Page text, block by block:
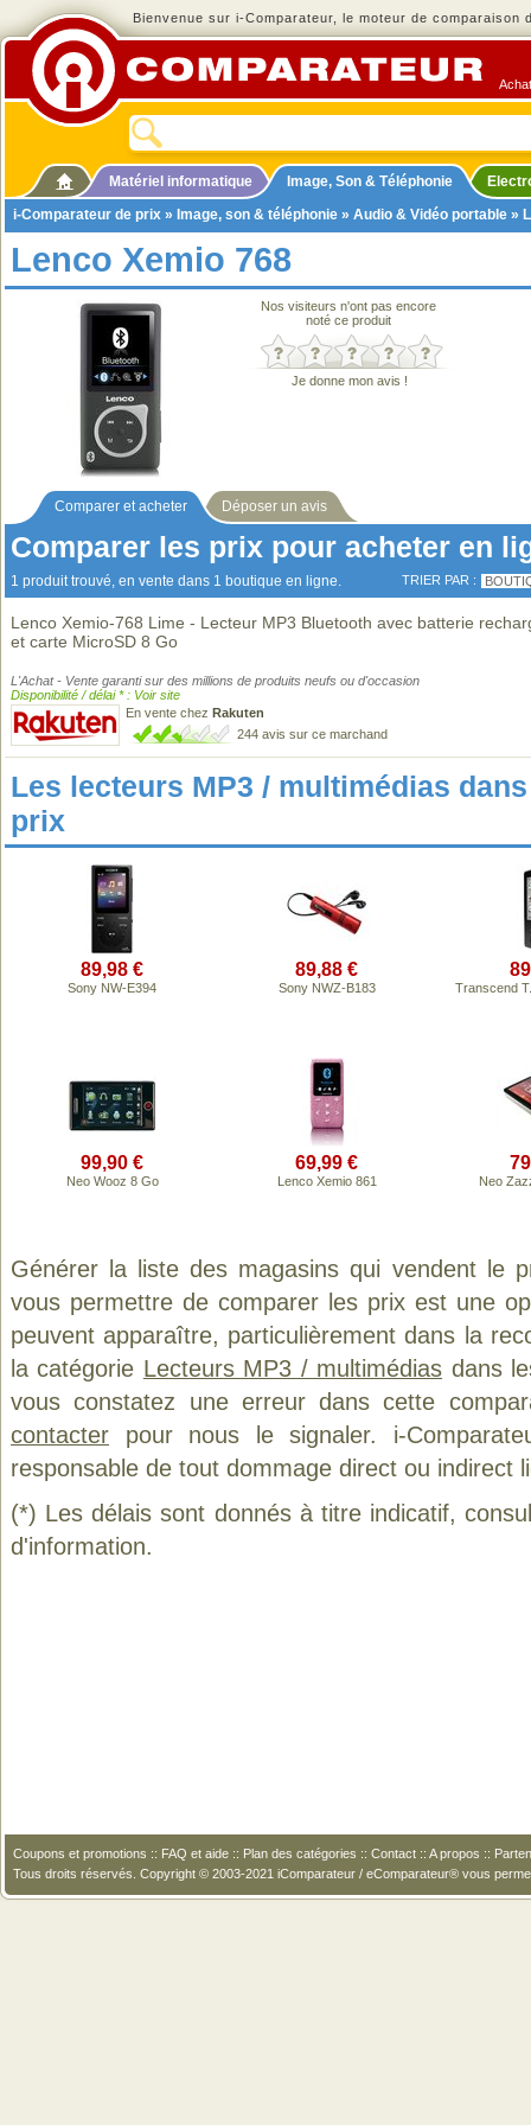
Bienvenue sur i-Comparateur, le moteur de comparaison
Matériel informatique Image, Son & Téléphonie
i-Comparateur de prix » Image, son & téléphonie » Audio & Vidéo portable »
Lenco Xemio 768
Nos visiteurs n'ont pas encore
noté ce produit
Je donne mon avis !
Comparer et acheter Déposer un avis
Comparer les prix pour acheter en
1 produit trouvé, en vente dans 1 boutique en ligne. TRIER PAR :
Lenco Xemio-768 Lime - Lecteur MP3 Bluetooth avec batterie
et carte MicroSD 8 Go
L'Achat - Vente garanti sur des millions de produits neufs ou d'occasion
Disponibilité / délai * : Voir site
En vente chez Rakuten
244 avis sur ce marchand
Les lecteurs MP3 / multimédias
prix
89,98 €
Sony NW-E394
89,88 €
Sony NWZ-B183 Transcend
99,90 €
Neo Wooz 8 Go
69,99 €
Lenco Xemio 861 Neo
Générer la liste des magasins qui vendent le
vous permettre de comparer les prix est une
peuvent apparaître, particulièrement dans la
la catégorie Lecteurs MP3 / multimédias dans
vous constatez une erreur dans cette
contacter pour nous le signaler. i-
responsable de tout dommage direct ou indirect
(*) Les délais sont donnés à titre indicatif,
d'information.
Coupons et promotions :: FAQ et aide :: Plan des catégories :: Contact :: A propos ::
Tous droits réservés. Copyright © 2003-2021 iComparateur / eComparateur® vous